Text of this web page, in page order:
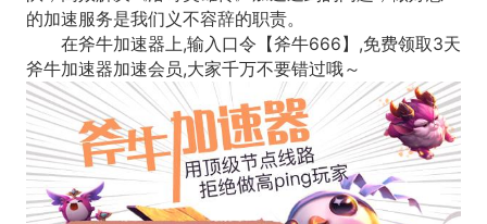
的加速服务是我们义不容辞的职责。
在斧牛加速器上,输入口令【斧牛666】,免费领取3天
斧牛加速器加速会员,大家千万不要错过哦～